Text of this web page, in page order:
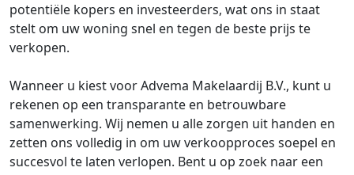
potentiële kopers en investeerders, wat ons in staat
stelt om uw woning snel en tegen de beste prijs te
verkopen.
Wanneer u kiest voor Advema Makelaardij B.V., kunt u
rekenen op een transparante en betrouwbare
samenwerking. Wij nemen u alle zorgen uit handen en
zetten ons volledig in om uw verkoopproces soepel en
succesvol te laten verlopen. Bent u op zoek naar een